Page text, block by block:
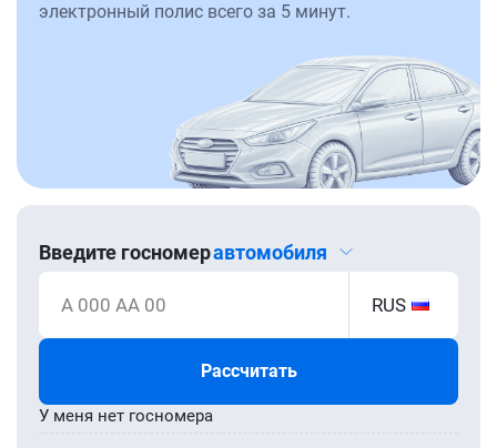
электронный полис всего за 5 минут.
Введите госномеравтомобиля
А 000 АА 00 RUS
Рассчитать
У меня нет госномера